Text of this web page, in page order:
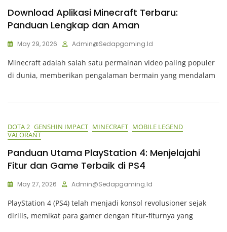
Download Aplikasi Minecraft Terbaru:
Panduan Lengkap dan Aman
May 29, 2026 Admin@sedapgaming.id
Minecraft adalah salah satu permainan video paling populer
di dunia, memberikan pengalaman bermain yang mendalam
DOTA 2 GENSHIN IMPACT MINECRAFT MOBILE LEGEND
VALORANT
Panduan Utama PlayStation 4: Menjelajahi
Fitur dan Game Terbaik di PS4
May 27, 2026 Admin@sedapgaming.id
PlayStation 4 (PS4) telah menjadi konsol revolusioner sejak
dirilis, memikat para gamer dengan fitur-fiturnya yang